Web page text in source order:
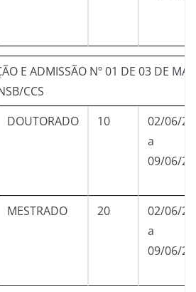
E ADMISSÃO Nº 01 DE 03 DE
CCS
DOUTORADO 10
02/06/
a
09/06/
MESTRADO 20
02/06/
a
09/06/